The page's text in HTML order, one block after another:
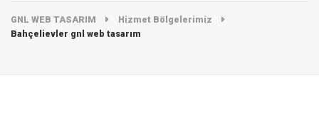
GNL WEB TASARIM
Hizmet Bölgelerimiz
Bahçelievler gnl web tasarım